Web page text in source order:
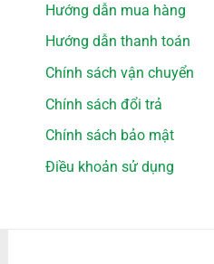
Hướng dẫn mua hàng
Hướng dẫn thanh toán
Chính sách vận chuyển
Chính sách đổi trả
Chính sách bảo mật
Điều khoản sử dụng